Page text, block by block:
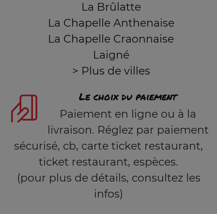
La Brûlatte
La Chapelle Anthenaise
La Chapelle Craonnaise
Laigné
> Plus de villes
Le choix du paiement
Paiement en ligne ou à la
livraison. Réglez par paiement
sécurisé, cb, carte ticket restaurant,
ticket restaurant, espèces.
(pour plus de détails, consultez les
infos)